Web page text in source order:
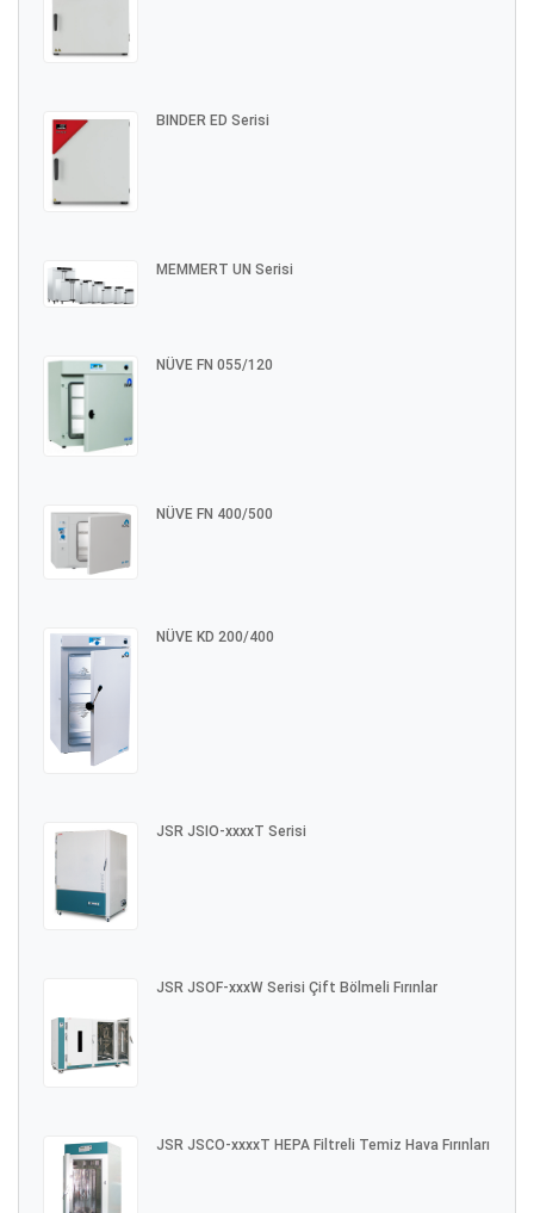
BINDER ED Serisi
MEMMERT UN Serisi
NÜVE FN 055/120
NÜVE FN 400/500
NÜVE KD 200/400
JSR JSIO-xxxxT Serisi
JSR JSOF-xxxW Serisi Çift Bölmeli Fırınlar
JSR JSCO-xxxxT HEPA Filtreli Temiz Hava Fırınları